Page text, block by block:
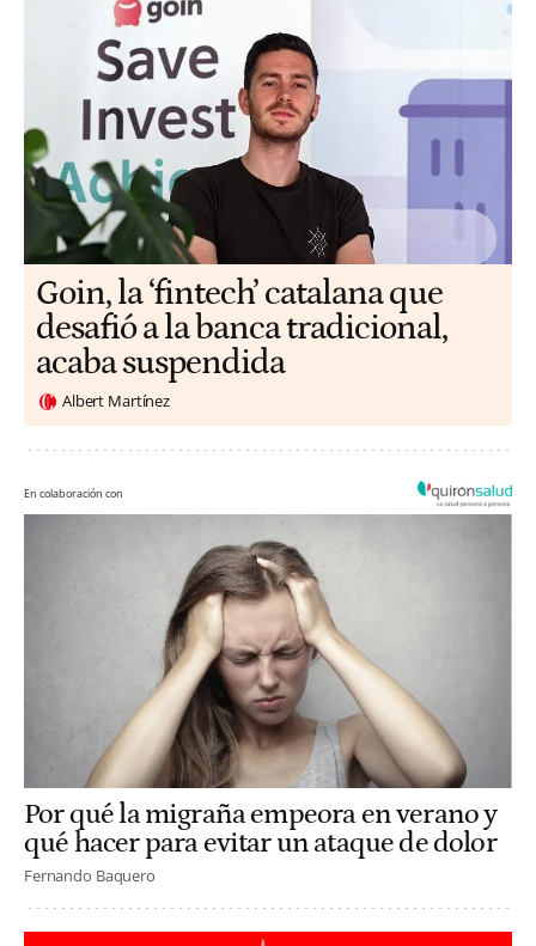
Goin, la ‘fintech’ catalana que
desafió a la banca tradicional,
acaba suspendida
Albert Martínez
En colaboración con
Por qué la migraña empeora en verano y
qué hacer para evitar un ataque de dolor
Fernando Baquero